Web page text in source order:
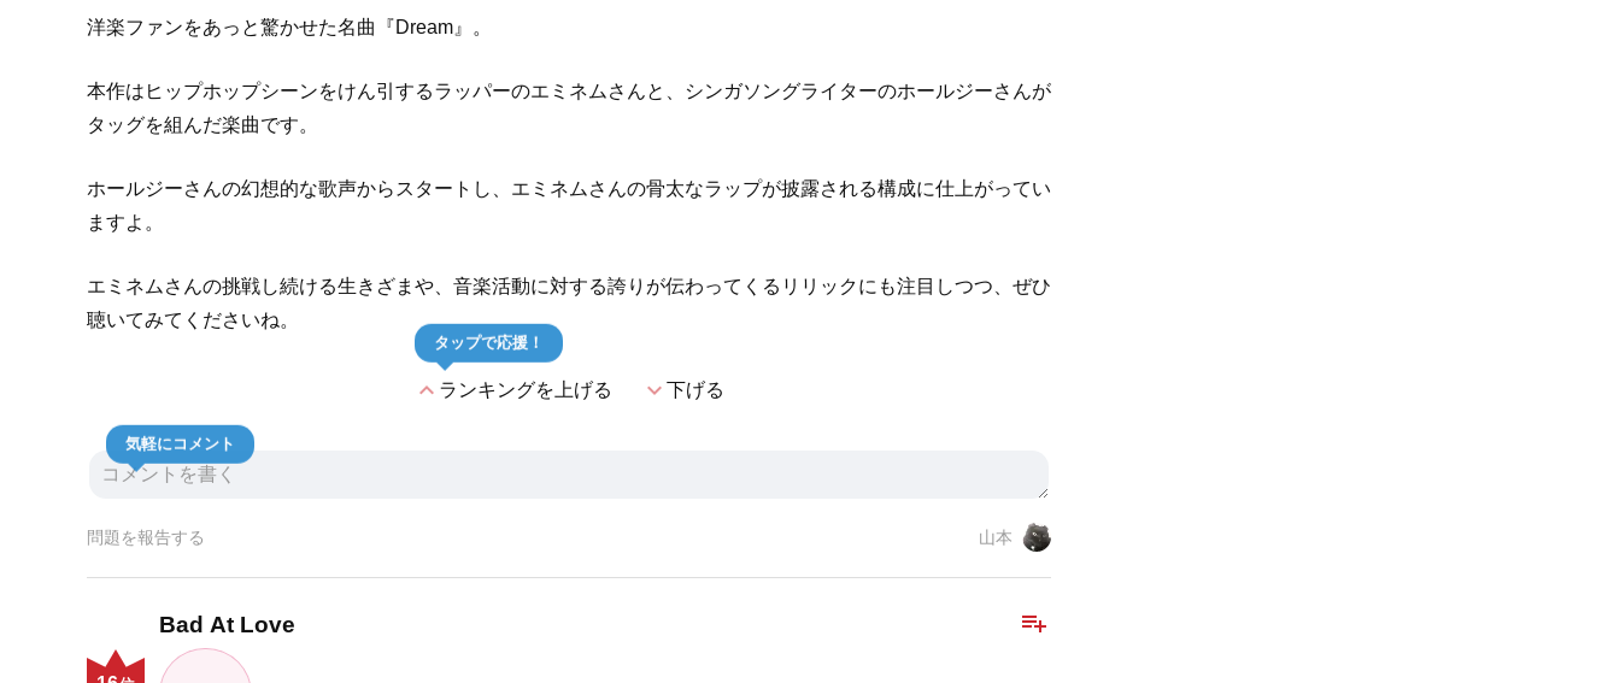
洋楽ファンをあっと驚かせた名曲『Dream』。
本作はヒップホップシーンをけん引するラッパーのエミネムさんと、シンガソングライターのホールジーさんが
タッグを組んだ楽曲です。
ホールジーさんの幻想的な歌声からスタートし、エミネムさんの骨太なラップが披露される構成に仕上がってい
ますよ。
エミネムさんの挑戦し続ける生きざまや、音楽活動に対する誇りが伝わってくるリリックにも注目しつつ、ぜひ
聴いてみてくださいね。
expand_lessランキングを上げる
タップで応援！
expand_more下げる
気軽にコメント
山本
問題を報告する
playlist_add
Bad At Love